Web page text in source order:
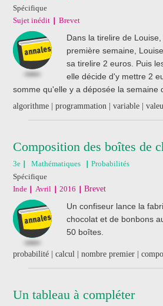
Spécifique
Sujet inédit
Brevet
Dans la tirelire de
première semaine,
sa tirelire 2 euros. Puis
elle décide d'y mettre 2
somme qu'elle y a déposée la semaine
algorithme | programmation | variable |
Composition des boîtes de
3e Mathématiques
Probabilités
Spécifique
Inde
Avril 2016 Brevet
Un confiseur lance la
chocolat et de bonbons
50 boîtes.
probabilité | calcul | nombre premier |
Un tableau à compléter